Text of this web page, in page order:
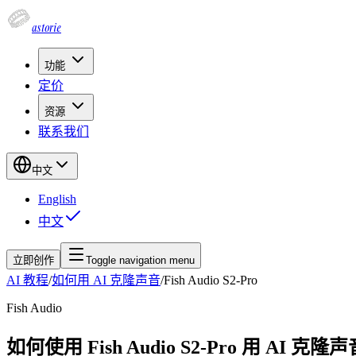
astorie
功能
定价
资源
联系我们
中文
English
中文
立即创作 Toggle navigation menu
AI 教程/如何用 AI 克隆声音/Fish Audio S2-Pro
Fish Audio
如何使用 Fish Audio S2-Pro 用 AI 克隆声